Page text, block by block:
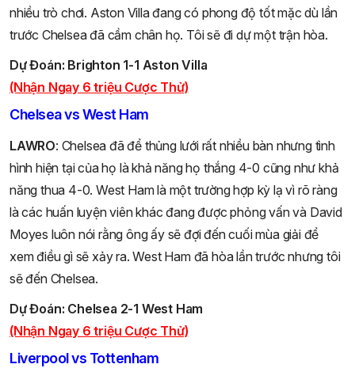
nhiều trò chơi. Aston Villa đang có phong độ tốt mặc dù lần
trước Chelsea đã cầm chân họ. Tôi sẽ đi dự một trận hòa.
Dự Đoán: Brighton 1-1 Aston Villa
(Nhận Ngay 6 triệu Cược Thử)
Chelsea vs West Ham
LAWRO: Chelsea đã để thủng lưới rất nhiều bàn nhưng tình
hình hiện tại của họ là khả năng họ thắng 4-0 cũng như khả
năng thua 4-0. West Ham là một trường hợp kỳ lạ vì rõ ràng
là các huấn luyện viên khác đang được phỏng vấn và David
Moyes luôn nói rằng ông ấy sẽ đợi đến cuối mùa giải để
xem điều gì sẽ xảy ra. West Ham đã hòa lần trước nhưng tôi
sẽ đến Chelsea.
Dự Đoán: Chelsea 2-1 West Ham
(Nhận Ngay 6 triệu Cược Thử)
Liverpool vs Tottenham